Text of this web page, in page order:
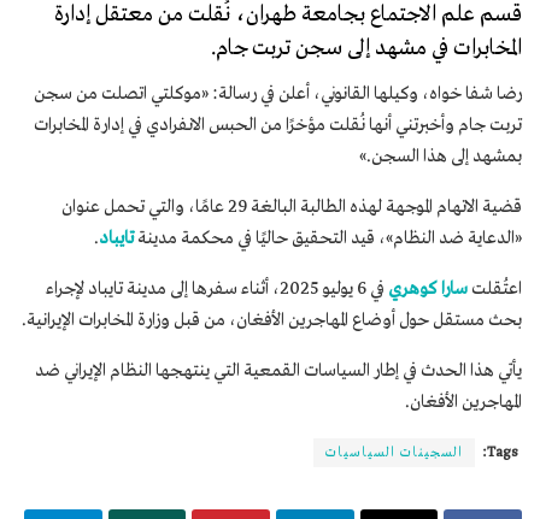
قسم علم الاجتماع بجامعة طهران، نُقلت من معتقل إدارة
المخابرات في مشهد إلى سجن تربت جام.
رضا شفا خواه، وكيلها القانوني، أعلن في رسالة: «موكلتي اتصلت من سجن
تربت جام وأخبرتني أنها نُقلت مؤخرًا من الحبس الانفرادي في إدارة المخابرات
بمشهد إلى هذا السجن.»
قضية الاتهام الموجهة لهذه الطالبة البالغة 29 عامًا، والتي تحمل عنوان
«الدعاية ضد النظام»، قيد التحقيق حاليًا في محكمة مدينةتايباد.
اعتُقلت سارا كوهري
في 6 يوليو 2025، أثناء سفرها إلى مدينة تايباد لإجراء
بحث مستقل حول أوضاع المهاجرين الأفغان، من قبل وزارة المخابرات الإيرانية.
يأتي هذا الحدث في إطار السياسات القمعية التي ينتهجها النظام الإيراني ضد
المهاجرين الأفغان.
Tags: السجينات السياسيات